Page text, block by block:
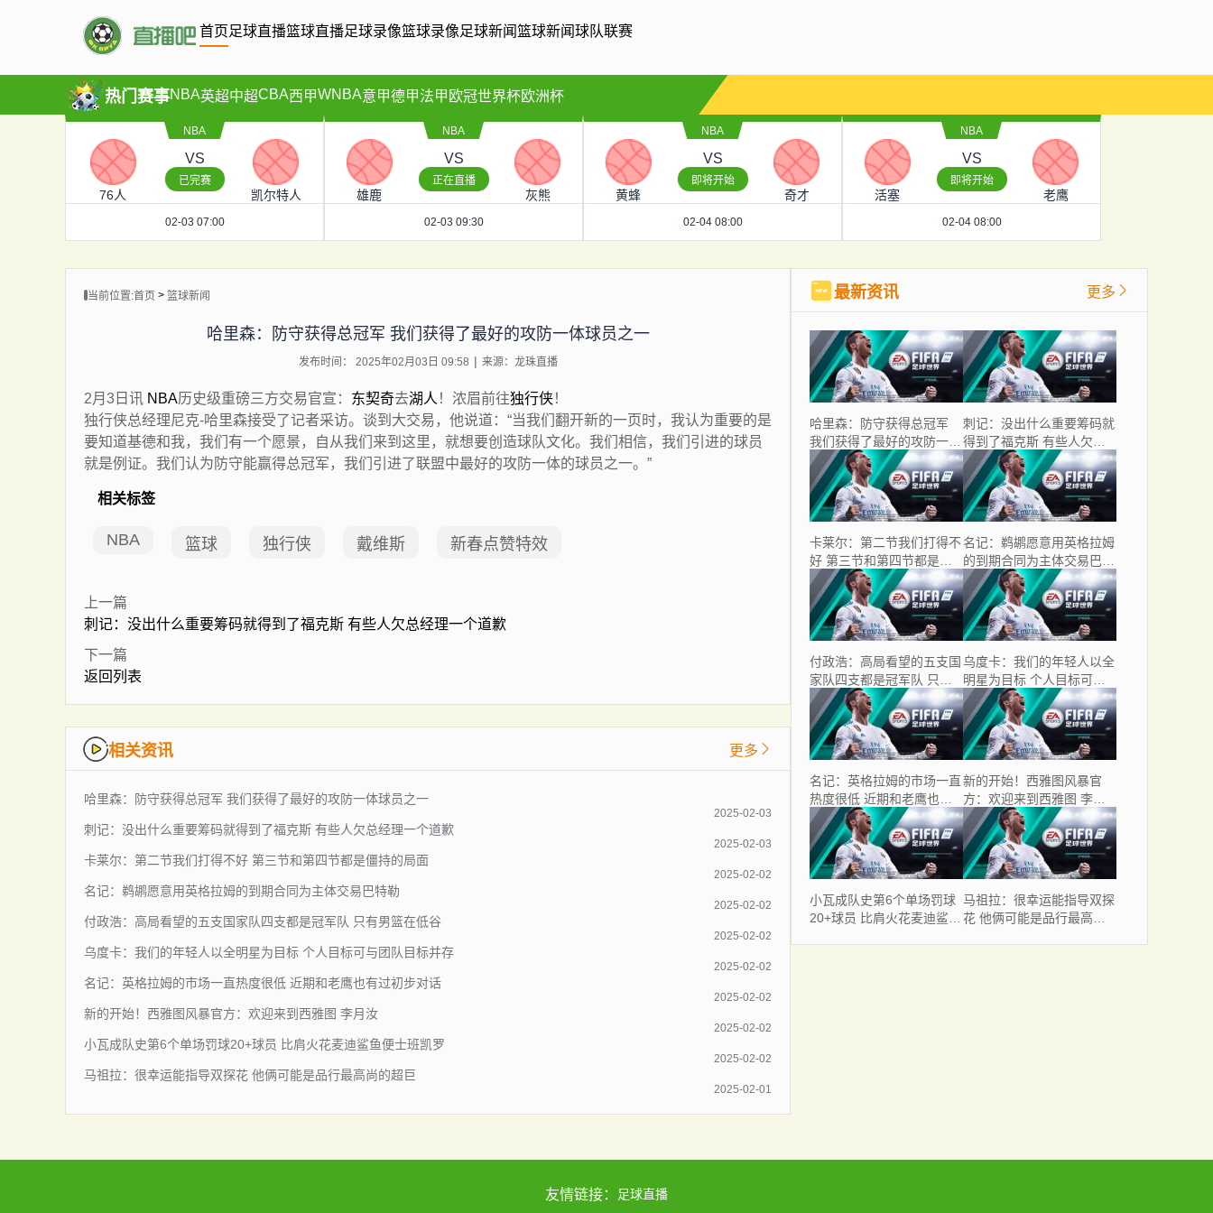
首页足球直播篮球直播足球录像篮球录像足球新闻篮球新闻球队联赛
热门赛事NBA英超中超CBA西甲WNBA意甲德甲法甲 欧冠世界杯欧洲杯
NBA
76人
VS
已完赛
凯尔特人
02-03 07:00
NBA
雄鹿
VS
正在直播
灰熊
02-03 09:30
NBA
黄蜂
VS
即将开始
奇才
02-04 08:00
NBA
活塞
VS
即将开始
老鹰
02-04 08:00
当前位置:首页 > 篮球新闻
哈里森：防守获得总冠军 我们获得了最好的攻防一体球员之一
发布时间： 2025年02月03日 09:58 来源：龙珠直播
2月3日讯 NBA历史级重磅三方交易官宣： 东契奇去湖人 ！浓眉前往独行侠！
独行侠总经理尼克-哈里森接受了记者采访。谈到大交易，他说道：“当我们翻开新的一页时，我认为重要的是
要知道基德和我，我们有一个愿景，自从我们来到这里，就想要创造球队文化。我们相信，我们引进的球员
就是例证。我们认为防守能赢得总冠军，我们引进了联盟中最好的攻防一体的球员之一。”
相关标签
NBA 篮球 独行侠 戴维斯 新春点赞特效
上一篇
刺记：没出什么重要筹码就得到了福克斯 有些人欠总经理一个道歉
下一篇
返回列表
相关资讯 更多
哈里森：防守获得总冠军 我们获得了最好的攻防一体球员之一
2025-02-03
刺记：没出什么重要筹码就得到了福克斯 有些人欠总经理一个道歉
2025-02-03
卡莱尔：第二节我们打得不好 第三节和第四节都是僵持的局面
2025-02-02
名记：鹈鹕愿意用英格拉姆的到期合同为主体交易巴特勒
2025-02-02
付政浩：高局看望的五支国家队四支都是冠军队 只有男篮在低谷
2025-02-02
乌度卡：我们的年轻人以全明星为目标 个人目标可与团队目标并存
2025-02-02
名记：英格拉姆的市场一直热度很低 近期和老鹰也有过初步对话
2025-02-02
新的开始！西雅图风暴官方：欢迎来到西雅图 李月汝
2025-02-02
小瓦成队史第6个单场罚球20+球员 比肩火花麦迪鲨鱼便士班凯罗
2025-02-02
马祖拉：很幸运能指导双探花 他俩可能是品行最高尚的超巨
2025-02-01
最新资讯 更多
哈里森：防守获得总冠军
我们获得了最好的攻防一体
球员之一
刺记：没出什么重要筹码就
得到了福克斯 有些人欠总
经理一个道歉
卡莱尔：第二节我们打得不
好 第三节和第四节都是僵
持的局面
名记：鹈鹕愿意用英格拉姆
的到期合同为主体交易巴特
勒
付政浩：高局看望的五支国
家队四支都是冠军队 只有
男篮在低谷
乌度卡：我们的年轻人以全
明星为目标 个人目标可与
团队目标并存
名记：英格拉姆的市场一直
热度很低 近期和老鹰也有
过初步对话
新的开始！西雅图风暴官
方：欢迎来到西雅图 李月
汝
小瓦成队史第6个单场罚球
20+球员 比肩火花麦迪鲨鱼
马祖拉：很幸运能指导双探
花 他俩可能是品行最高尚
友情链接： 足球直播